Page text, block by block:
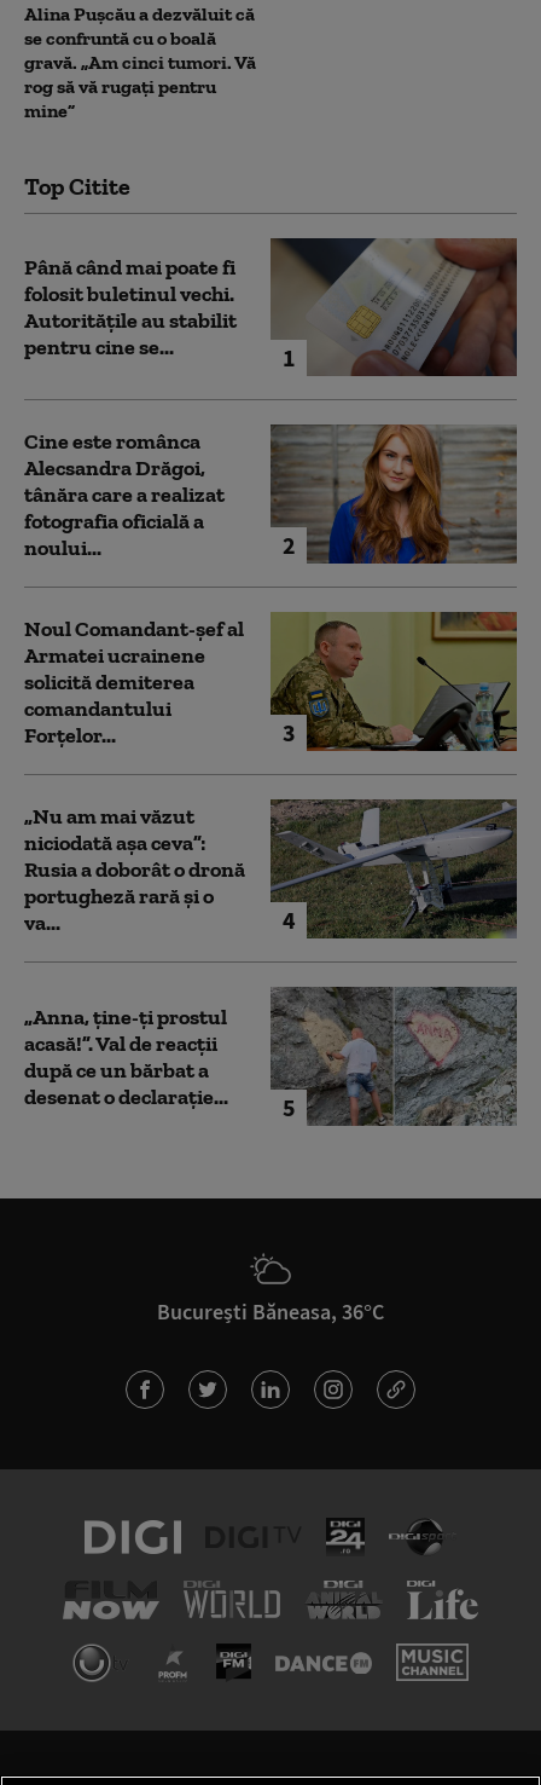
Alina Pușcău a dezvăluit că
se confruntă cu o boală
gravă. „Am cinci tumori. Vă
rog să vă rugați pentru
mine”
Top Citite
1
Până când mai poate fi
folosit buletinul vechi.
Autoritățile au stabilit
pentru cine se...
2
Cine este românca
Alecsandra Drăgoi,
tânăra care a realizat
fotografia oficială a
noului...
3
Noul Comandant-șef al
Armatei ucrainene
solicită demiterea
comandantului
Forțelor...
4
„Nu am mai văzut
niciodată așa ceva”:
Rusia a doborât o dronă
portugheză rară și o
va...
5
„Anna, ţine-ţi prostul
acasă!”. Val de reacții
după ce un bărbat a
desenat o declarație...
București Băneasa, 36°C